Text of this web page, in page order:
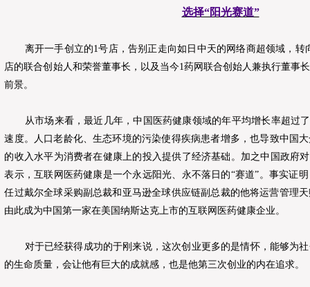
选择“阳光赛道”
离开一手创立的1号店，告别正走向如日中天的网络商超领域，转
店的联合创始人和荣誉董事长，以及当今1药网联合创始人兼执行董事
前景。
从市场来看，最近几年，中国医药健康领域的年平均增长率超过了
速度。人口老龄化、生态环境的污染使得疾病患者增多，也导致中国
的收入水平为消费者在健康上的投入提供了经济基础。加之中国政府
表示，互联网医药健康是一个永远阳光、永不落日的“赛道”。事实证
任过戴尔全球采购副总裁和亚马逊全球供应链副总裁的他将运营管理
由此成为中国第一家在美国纳斯达克上市的互联网医药健康企业。
对于已经获得成功的于刚来说，这次创业更多的是情怀，能够为社
的生命质量，会让他有巨大的成就感，也是他第三次创业的内在追求。